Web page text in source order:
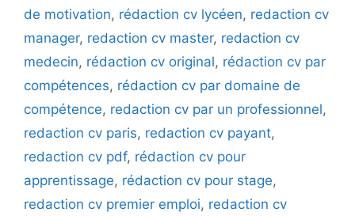
de motivation, rédaction cv lycéen, redaction cv
manager, redaction cv master, redaction cv
medecin, rédaction cv original, rédaction cv par
compétences, rédaction cv par domaine de
compétence, redaction cv par un professionnel,
redaction cv paris, redaction cv payant,
redaction cv pdf, rédaction cv pour
apprentissage, rédaction cv pour stage,
redaction cv premier emploi, redaction cv